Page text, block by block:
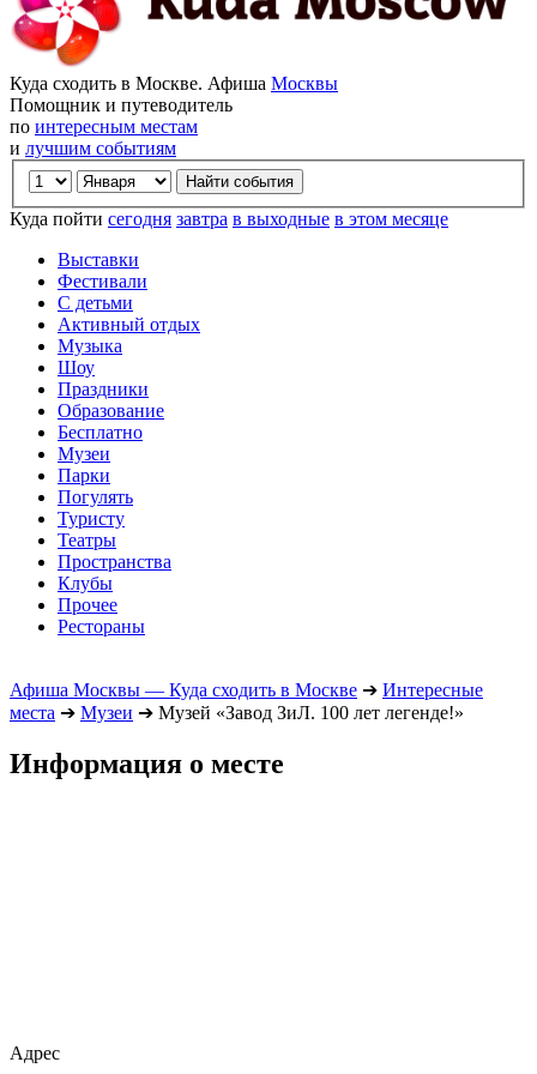
Куда сходить в Москве. Афиша Москвы
Помощник и путеводитель
по интересным местам
и лучшим событиям
Куда пойти сегодня завтра в выходные в этом месяце
Выставки
Фестивали
С детьми
Активный отдых
Музыка
Шоу
Праздники
Образование
Бесплатно
Музеи
Парки
Погулять
Туристу
Театры
Пространства
Клубы
Прочее
Рестораны
Афиша Москвы — Куда сходить в Москве ➔ Интересные
места ➔ Музеи ➔ Музей «Завод ЗиЛ. 100 лет легенде!»
Информация о месте
Адрес